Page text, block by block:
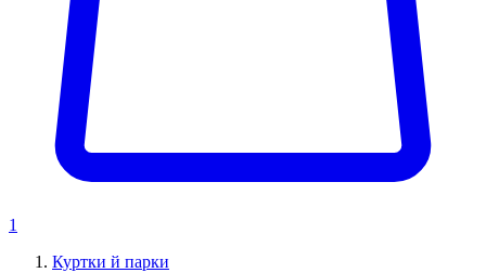
1
Куртки й парки